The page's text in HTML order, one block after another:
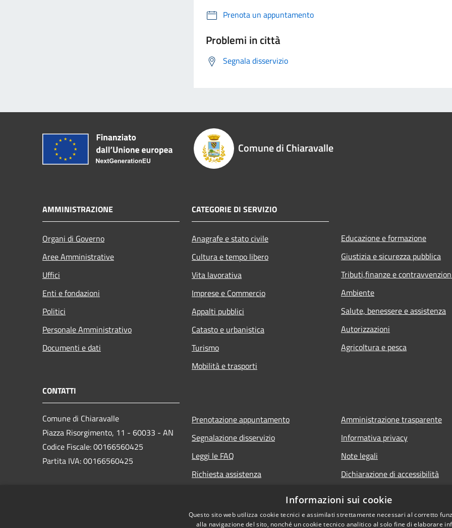
Prenota un appuntamento
Problemi in città
Segnala disservizio
Comune di Chiaravalle
AMMINISTRAZIONE
Organi di Governo
Aree Amministrative
Uffici
Enti e fondazioni
Politici
Personale Amministrativo
Documenti e dati
CATEGORIE DI SERVIZIO
Anagrafe e stato civile
Cultura e tempo libero
Vita lavorativa
Imprese e Commercio
Appalti pubblici
Catasto e urbanistica
Turismo
Mobilità e trasporti
Educazione e formazione
Giustizia e sicurezza pubblica
Tributi,finanze e
Ambiente
Salute, benessere e assistenza
Autorizzazioni
Agricoltura e pesca
CONTATTI
Comune di Chiaravalle
Piazza Risorgimento, 11 - 60033 - AN
Codice Fiscale: 00166560425
Partita IVA: 00166560425
Prenotazione appuntamento
Segnalazione disservizio
Leggi le FAQ
Richiesta assistenza
Amministrazione trasparente
Informativa privacy
Note legali
Dichiarazione di accessibilità
Informazioni sui cookie
Questo sito web utilizza cookie tecnici e assimilati strettamente necessari al corretto
alla navigazione del sito, nonché un cookie tecnico analitico al solo fine di elaborare